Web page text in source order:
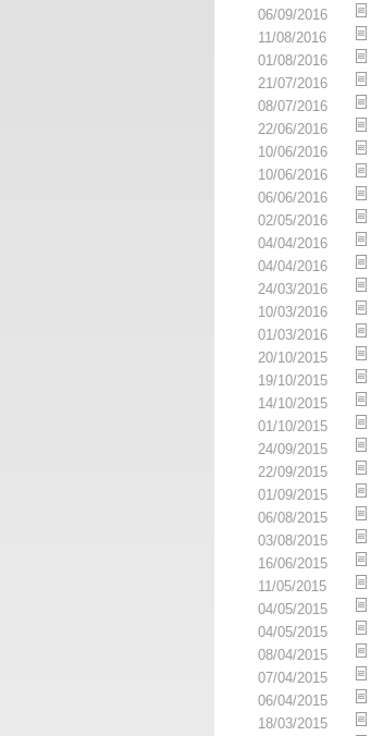
06/09/2016
11/08/2016
01/08/2016
21/07/2016
08/07/2016
22/06/2016
10/06/2016
10/06/2016
06/06/2016
02/05/2016
04/04/2016
04/04/2016
24/03/2016
10/03/2016
01/03/2016
20/10/2015
19/10/2015
14/10/2015
01/10/2015
24/09/2015
22/09/2015
01/09/2015
06/08/2015
03/08/2015
16/06/2015
11/05/2015
04/05/2015
04/05/2015
08/04/2015
07/04/2015
06/04/2015
18/03/2015